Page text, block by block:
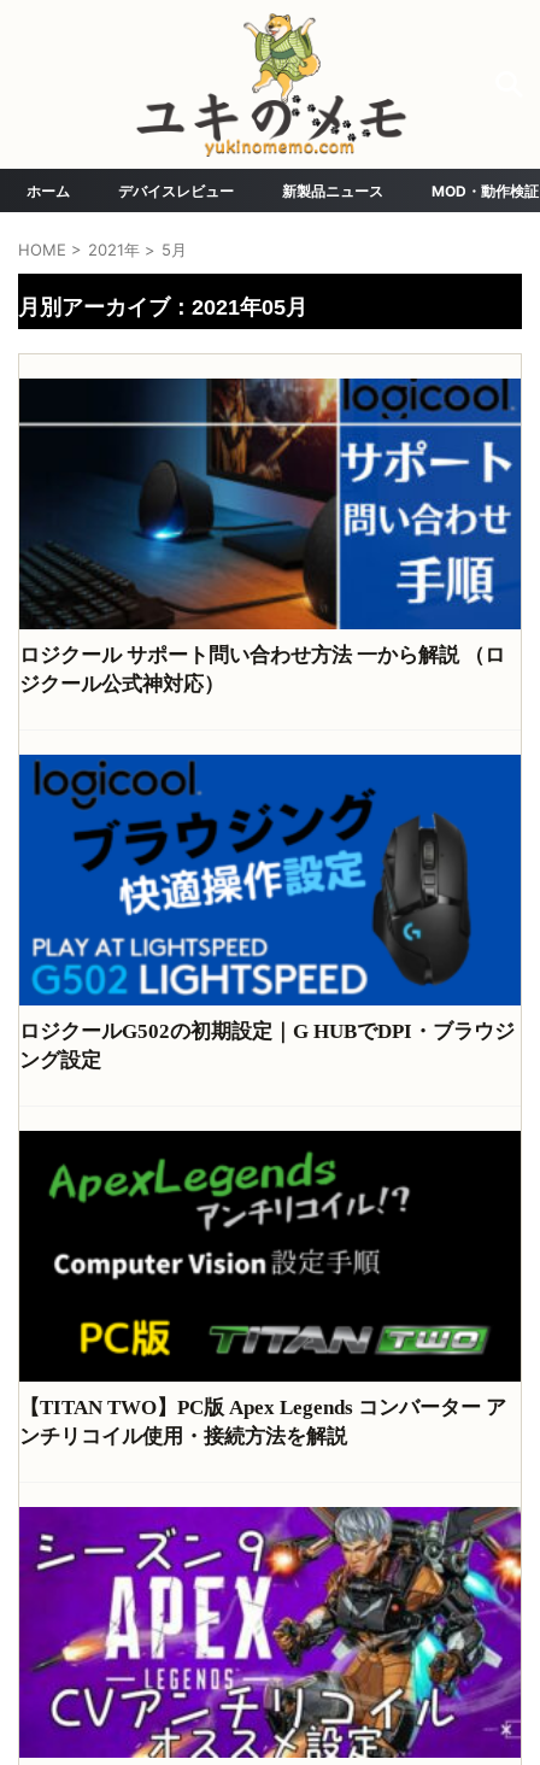
ホーム デバイスレビュー 新製品ニュース MOD・動作検証
HOME > 2021年 > 5月
月別アーカイブ：2021年05月
ロジクール サポート問い合わせ方法 一から解説 （ロ
ジクール公式神対応）
ロジクールG502の初期設定｜G HUBでDPI・ブラウジ
ング設定
【TITAN TWO】PC版 Apex Legends コンバーター ア
ンチリコイル使用・接続方法を解説